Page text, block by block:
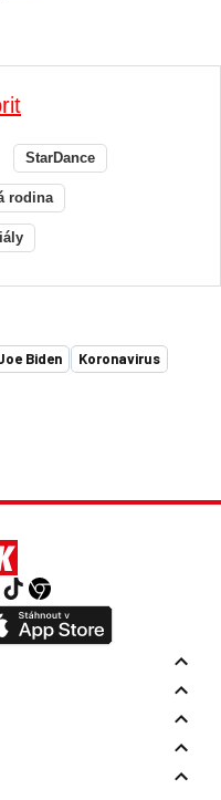
StarDance
rodina
Biden Koronavirus